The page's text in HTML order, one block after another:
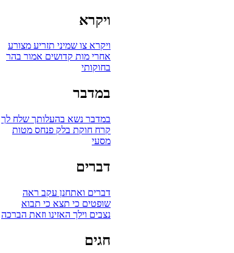
ויקרא
ויקרא צו שמיני תזריע מצורע
אחרי מות קדושים אמור בהר
בחוקותי
במדבר
במדבר נשא בהעלותך שלח לך
קרח חוקת בלק פנחס מטות
מסעי
דברים
דברים ואתחנן עקב ראה
שופטים כי תצא כי תבוא
נצבים וילך האזינו וזאת הברכה
חגים